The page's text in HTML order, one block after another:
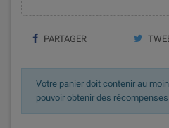
PARTAGER
Votre panier doit contenir au
pouvoir obtenir des